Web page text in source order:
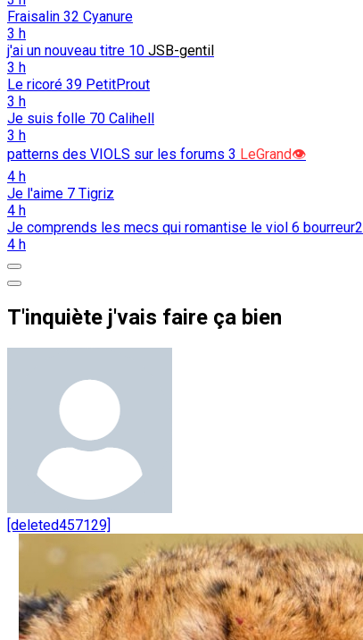
Fraisalin 32 Cyanure
3 h
j'ai un nouveau titre 10 JSB-gentil
3 h
Le ricoré 39 PetitProut
3 h
Je suis folle 70 Calihell
3 h
patterns des VIOLS sur les forums 3 LeGrand👁️
4 h
Je l'aime 7 Tigriz
4 h
Je comprends les mecs qui romantise le viol 6 bourreur2
4 h
T'inquiète j'vais faire ça bien
[deleted457129]